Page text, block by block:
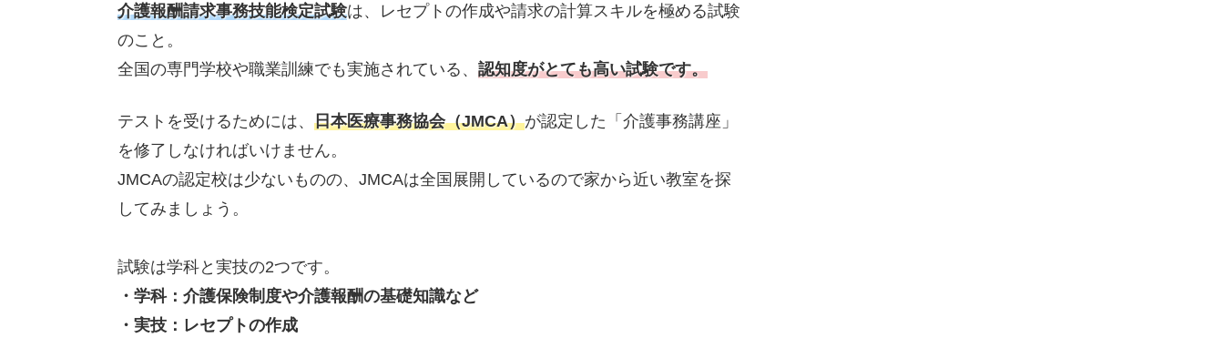
介護報酬請求事務技能検定試験は、レセプトの作成や請求の計算スキルを極める試験
のこと。
全国の専門学校や職業訓練でも実施されている、 認知度がとても高い試験です。
テストを受けるためには、 日本医療事務協会（JMCA）が認定した「介護事務講座」
を修了しなければいけません。
JMCAの認定校は少ないものの、JMCAは全国展開しているので家から近い教室を探
してみましょう。
試験は学科と実技の2つです。
・学科：介護保険制度や介護報酬の基礎知識など
・実技：レセプトの作成